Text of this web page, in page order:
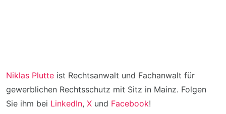
Niklas Plutte ist Rechtsanwalt und Fachanwalt für
gewerblichen Rechtsschutz mit Sitz in Mainz. Folgen
Sie ihm bei LinkedIn, X und Facebook!